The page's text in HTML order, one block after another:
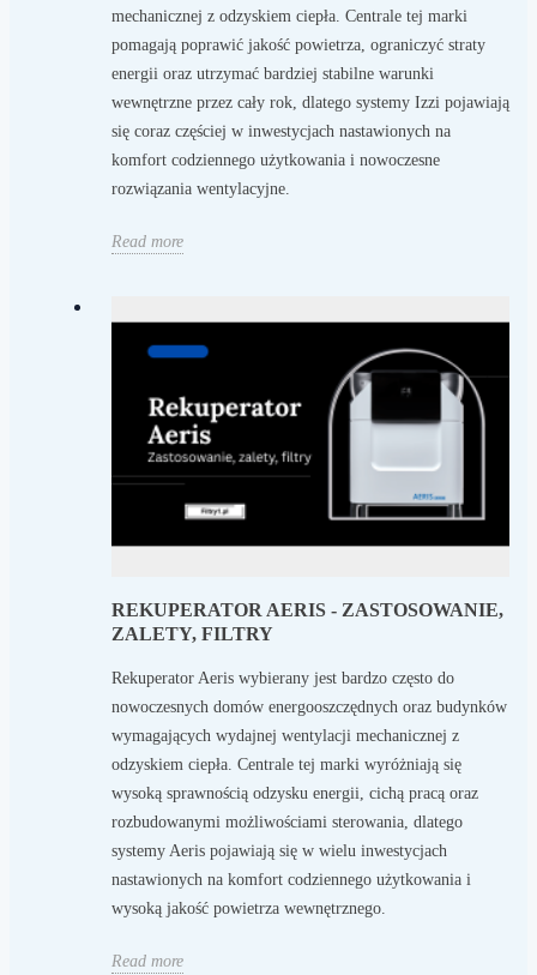
mechanicznej z odzyskiem ciepła. Centrale tej marki
pomagają poprawić jakość powietrza, ograniczyć straty
energii oraz utrzymać bardziej stabilne warunki
wewnętrzne przez cały rok, dlatego systemy Izzi pojawiają
się coraz częściej w inwestycjach nastawionych na
komfort codziennego użytkowania i nowoczesne
rozwiązania wentylacyjne.
Read more
REKUPERATOR AERIS - ZASTOSOWANIE,
ZALETY, FILTRY
Rekuperator Aeris wybierany jest bardzo często do
nowoczesnych domów energooszczędnych oraz budynków
wymagających wydajnej wentylacji mechanicznej z
odzyskiem ciepła. Centrale tej marki wyróżniają się
wysoką sprawnością odzysku energii, cichą pracą oraz
rozbudowanymi możliwościami sterowania, dlatego
systemy Aeris pojawiają się w wielu inwestycjach
nastawionych na komfort codziennego użytkowania i
wysoką jakość powietrza wewnętrznego.
Read more